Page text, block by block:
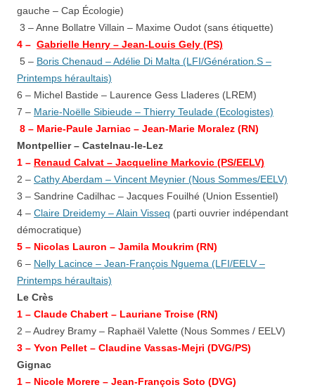
gauche – Cap Écologie)
3 – Anne Bollatre Villain – Maxime Oudot (sans étiquette)
4 – Gabrielle Henry – Jean-Louis Gely (PS)
5 – Boris Chenaud – Adélie Di Malta (LFI/Génération.S –
Printemps héraultais)
6 – Michel Bastide – Laurence Gess Lladeres (LREM)
7 – Marie-Noëlle Sibieude – Thierry Teulade (Ecologistes)
8 – Marie-Paule Jarniac – Jean-Marie Moralez (RN)
Montpellier – Castelnau-le-Lez
1 – Renaud Calvat – Jacqueline Markovic (PS/EELV)
2 – Cathy Aberdam – Vincent Meynier (Nous Sommes/EELV)
3 – Sandrine Cadilhac – Jacques Fouilhé (Union Essentiel)
4 – Claire Dreidemy – Alain Visseq (parti ouvrier indépendant
démocratique)
5 – Nicolas Lauron – Jamila Moukrim (RN)
6 – Nelly Lacince – Jean-François Nguema (LFI/EELV –
Printemps héraultais)
Le Crès
1 – Claude Chabert – Lauriane Troise (RN)
2 – Audrey Bramy – Raphaël Valette (Nous Sommes / EELV)
3 – Yvon Pellet – Claudine Vassas-Mejri (DVG/PS)
Gignac
1 – Nicole Morere – Jean-François Soto (DVG)